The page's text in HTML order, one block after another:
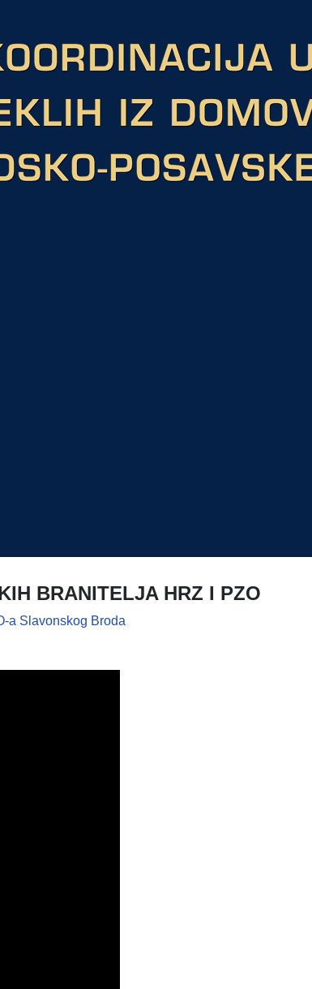
BRANITELJA HRZ I PZO
a Slavonskog Broda